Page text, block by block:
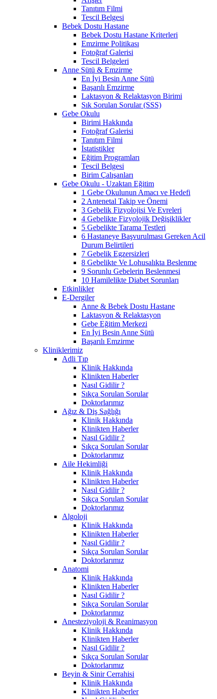
Tanıtım Filmi
Tescil Belgesi
Bebek Dostu Hastane
Bebek Dostu Hastane Kriterleri
Emzirme Politikası
Fotoğraf Galerisi
Tescil Belgeleri
Anne Sütü & Emzirme
En İyi Besin Anne Sütü
Başarılı Emzirme
Laktasyon & Relaktasyon Birimi
Sık Sorulan Sorular (SSS)
Gebe Okulu
Birimi Hakkında
Fotoğraf Galerisi
Tanıtım Filmi
İstatistikler
Eğitim Programları
Tescil Belgesi
Birim Çalışanları
Gebe Okulu - Uzaktan Eğitim
1 Gebe Okulunun Amacı ve Hedefi
2 Antenetal Takip ve Önemi
3 Gebelik Fizyolojisi Ve Evreleri
4 Gebelikte Fizyolojik Değişiklikler
5 Gebelikte Tarama Testleri
6 Hastaneye Başvurulması Gereken Acil
Durum Belirtileri
7 Gebelik Egzersizleri
8 Gebelikte Ve Lohusalıkta Beslenme
9 Sorunlu Gebelerin Beslenmesi
10 Hamilelikte Diabet Sorunları
Etkinlikler
E-Dergiler
Anne & Bebek Dostu Hastane
Laktasyon & Relaktasyon
Gebe Eğitim Merkezi
En İyi Besin Anne Sütü
Başarılı Emzirme
Kliniklerimiz
Adli Tıp
Klinik Hakkında
Klinikten Haberler
Nasıl Gidilir ?
Sıkça Sorulan Sorular
Doktorlarımız
Ağız & Diş Sağlığı
Klinik Hakkında
Klinikten Haberler
Nasıl Gidilir ?
Sıkça Sorulan Sorular
Doktorlarımız
Aile Hekimliği
Klinik Hakkında
Klinikten Haberler
Nasıl Gidilir ?
Sıkça Sorulan Sorular
Doktorlarımız
Algoloji
Klinik Hakkında
Klinikten Haberler
Nasıl Gidilir ?
Sıkça Sorulan Sorular
Doktorlarımız
Anatomi
Klinik Hakkında
Klinikten Haberler
Nasıl Gidilir ?
Sıkça Sorulan Sorular
Doktorlarımız
Anesteziyoloji & Reanimasyon
Klinik Hakkında
Klinikten Haberler
Nasıl Gidilir ?
Sıkça Sorulan Sorular
Doktorlarımız
Beyin & Sinir Cerrahisi
Klinik Hakkında
Klinikten Haberler